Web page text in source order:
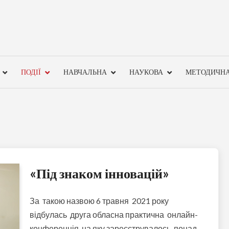
ПОДІЇ НАВЧАЛЬНА НАУКОВА
«Під знаком інновацій»
За такою назвою 6 травня 2021 року
відбулась друга обласна практична онлайн-